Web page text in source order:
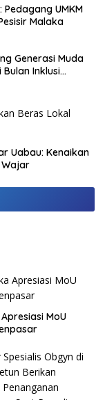
Pedagang UMKM
Malaka
Generasi Muda
Bulan Inklusi
Uabau: Kenaikan
Wajar
MoU